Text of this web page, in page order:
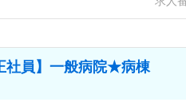
社員】一般病院★病棟